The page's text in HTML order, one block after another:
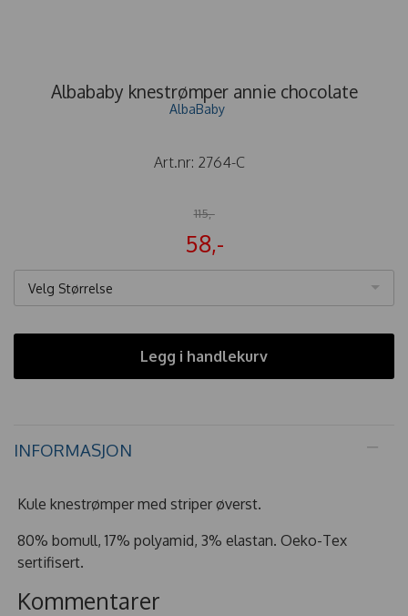
Albababy knestrømper annie chocolate
AlbaBaby
Art.nr: 2764-C
115,-
58,-
Velg Størrelse
Legg i handlekurv
INFORMASJON
Kule knestrømper med striper øverst.
80% bomull, 17% polyamid, 3% elastan. Oeko-Tex
sertifisert.
Kommentarer